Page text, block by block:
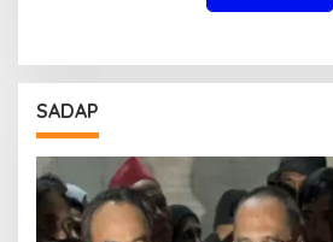
SADAP